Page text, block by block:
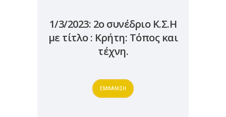
1/3/2023: 2ο συνέδριο Κ.Σ.Η
με τίτλο : Κρήτη: Τόπος και
τέχνη.
ΕΜΦΑΝΙΣΗ